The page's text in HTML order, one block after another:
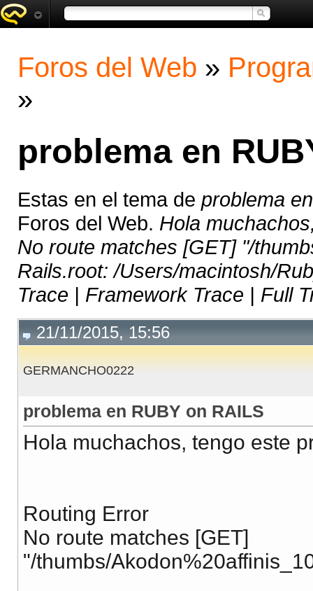
Foros del Web »
»
problema en
Estas en el tema de problema
Foros del Web. Hola
No route matches [GET] "/
Rails.root: /Users/macintosh/
Trace | Framework Trace | Full
21/11/2015, 15:56
GERMANCHO0222
problema en RUBY on RAILS
Hola muchachos, tengo este
Routing Error
No route matches [GET]
"/thumbs/